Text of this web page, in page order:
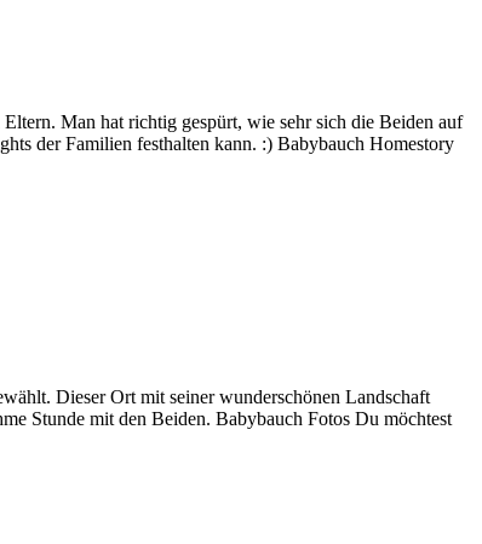
Man hat richtig gespürt, wie sehr sich die Beiden auf
der Familien festhalten kann. :) Babybauch Homestory
Dieser Ort mit seiner wunderschönen Landschaft
Stunde mit den Beiden. Babybauch Fotos Du möchtest